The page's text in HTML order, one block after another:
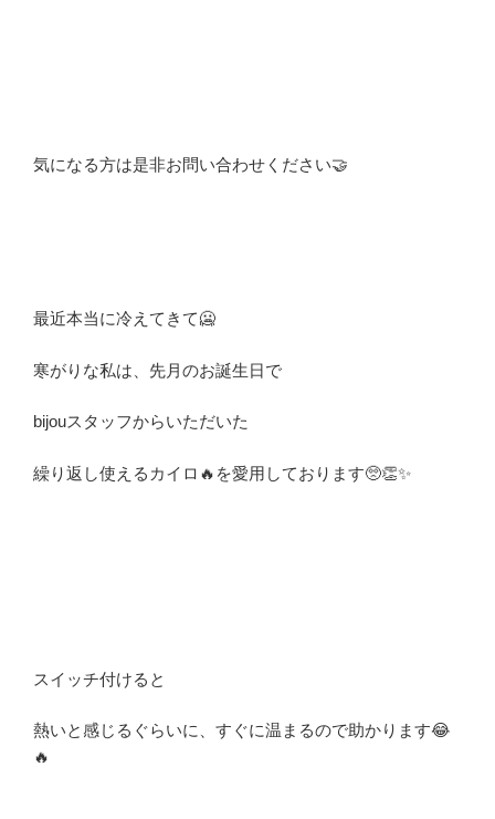
気になる方は是非お問い合わせください🤝
最近本当に冷えてきて🥶
寒がりな私は、先月のお誕生日で
bijouスタッフからいただいた
繰り返し使えるカイロ🔥を愛用しております🥺👏✨
スイッチ付けると
熱いと感じるぐらいに、すぐに温まるので助かります😂
🔥